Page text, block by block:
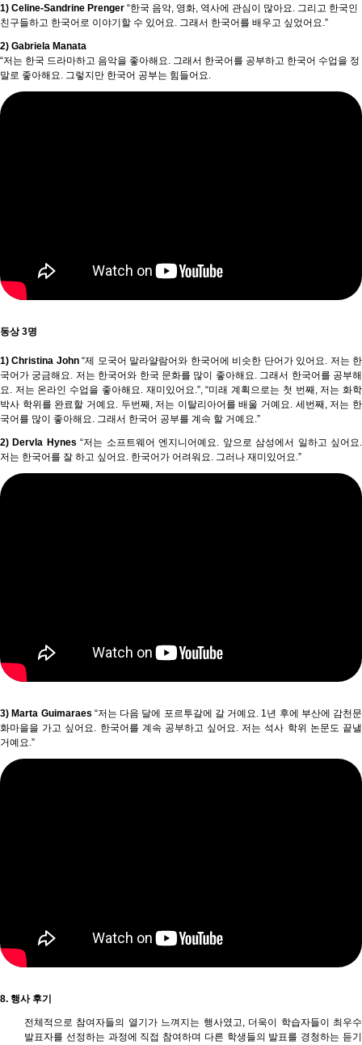
1) Celine-Sandrine Prenger “한국 음악, 영화, 역사에 관심이 많아요. 그리고 한국인
친구들하고 한국어로 이야기할 수 있어요. 그래서 한국어를 배우고 싶었어요.”
2) Gabriela Manata
“저는 한국 드라마하고 음악을 좋아해요. 그래서 한국어를 공부하고 한국어 수업을 정
말로 좋아해요. 그렇지만 한국어 공부는 힘들어요.
동상 3명
1) Christina John“제 모국어 말라얄람어와 한국어에 비슷한 단어가 있어요. 저는 한
국어가 궁금해요. 저는 한국어와 한국 문화를 많이 좋아해요. 그래서 한국어를 공부해
요. 저는 온라인 수업을 좋아해요. 재미있어요.”, “미래 계획으로는 첫 번째, 저는 화학
박사 학위를 완료할 거예요. 두번째, 저는 이탈리아어를 배울 거예요. 세번째, 저는 한
국어를 많이 좋아해요. 그래서 한국어 공부를 계속 할 거예요.”
2) Dervla Hynes“저는 소프트웨어 엔지니어예요. 앞으로 삼성에서 일하고 싶어요.
저는 한국어를 잘 하고 싶어요. 한국어가 어려워요. 그러나 재미있어요.”
3) Marta Guimaraes “저는 다음 달에 포르투갈에 갈 거예요. 1년 후에 부산에 감천문
화마을을 가고 싶어요. 한국어를 계속 공부하고 싶어요. 저는 석사 학위 논문도 끝낼
거예요.”
8. 행사 후기
전체적으로 참여자들의 열기가 느껴지는 행사였고, 더욱이 학습자들이 최우수
발표자를 선정하는 과정에 직접 참여하며 다른 학생들의 발표를 경청하는 듣기